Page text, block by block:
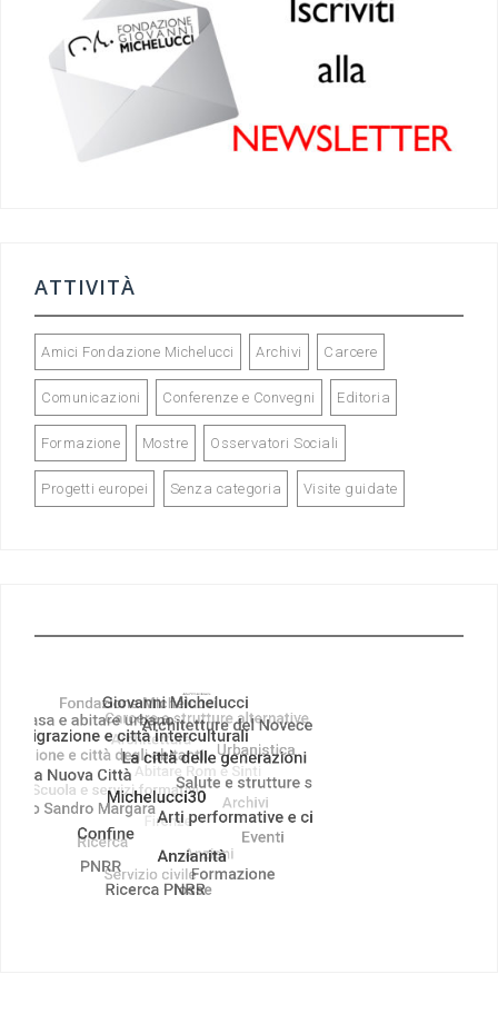
o
o
m
ATTIVITÀ
Amici Fondazione Michelucci Archivi Carcere
Comunicazioni Conferenze e Convegni Editoria
Formazione Mostre Osservatori Sociali
Progetti europei Senza categoria Visite guidate